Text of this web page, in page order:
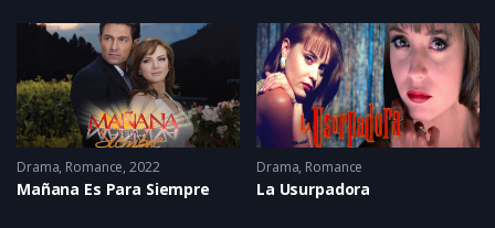
Drama, Romance 2022
Mañana Es Para Siempre
Drama, Romance
La Usurpadora